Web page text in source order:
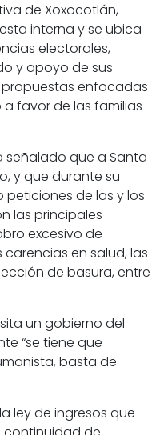
de Xoxocotlán,
interna y se ubica
electorales,
y apoyo de sus
enfocadas
favor de las familias
señalado que a Santa
y que durante su
de las y los
las principales
excesivo de
en salud, las
de basura, entre
un gobierno del
“se tiene que
basta de
ley de ingresos que